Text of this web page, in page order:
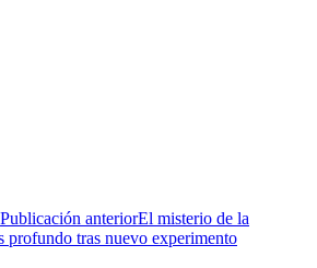
Publicación anteriorEl misterio de la
profundo tras nuevo experimento